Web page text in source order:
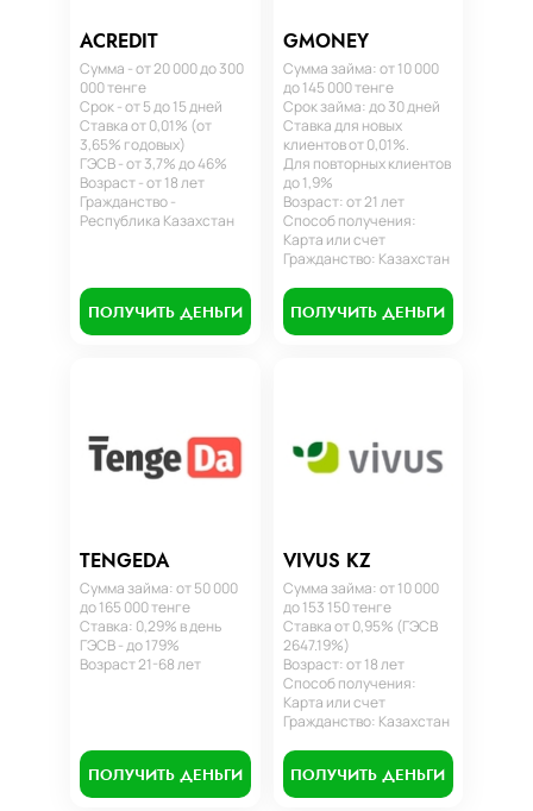
ACREDIT
Сумма - от 20 000 до 300
000 тенге
Срок - от 5 до 15 дней
Ставка от 0,01% (от
3,65% годовых)
ГЭСВ - от 3,7% до 46%
Возраст - от 18 лет
Гражданство -
Республика Казахстан
ПОЛУЧИТЬ ДЕНЬГИ
GMONEY
Сумма займа: от 10 000
до 145 000 тенге
Срок займа: до 30 дней
Ставка для новых
клиентов от 0,01%.
Для повторных клиентов
до 1,9%
Возраст: от 21 лет
Способ получения:
Карта или счет
Гражданство: Казахстан
ПОЛУЧИТЬ ДЕНЬГИ
TENGEDA
Сумма займа: от 50 000
до 165 000 тенге
Ставка: 0,29% в день
ГЭСВ - до 179%
Возраст 21-68 лет
ПОЛУЧИТЬ ДЕНЬГИ
VIVUS KZ
Сумма займа: от 10 000
до 153 150 тенге
Ставка от 0,95% (ГЭСВ
2647.19%)
Возраст: от 18 лет
Способ получения:
Карта или счет
Гражданство: Казахстан
ПОЛУЧИТЬ ДЕНЬГИ